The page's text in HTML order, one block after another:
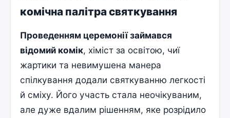
комічна палітра святкування
Проведенням церемонії займався
відомий комік, хіміст за освітою, чиї
жартики та невимушена манера
спілкування додали святкуванню легкості
й сміху. Його участь стала неочікуваним,
але дуже вдалим рішенням, яке розрідило